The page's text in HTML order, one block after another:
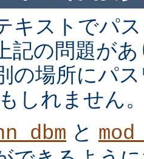
キストでパ
記の問題が
の場所にパ
しれません
と